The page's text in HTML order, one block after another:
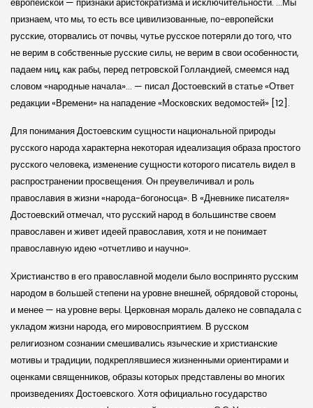
признаем, что мы, то есть все цивилизованные, по-европейски
русские, оторвались от почвы, чутье русское потеряли до того, что
не верим в собственные русские силы, не верим в свои особенности,
падаем ниц, как рабы, перед петровской Голландией, смеемся над
словом «народные начала»… — писал Достоевский в статье «Ответ
редакции «Времени» на нападение «Московских ведомостей» [12].
Для понимания Достоевским сущности национальной природы
русского народа характерна некоторая идеализация образа простого
русского человека, изменение сущности которого писатель видел в
распространении просвещения. Он преувеличивал и роль
православия в жизни «народа-богоносца». В «Дневнике писателя»
Достоевский отмечал, что русский народ в большинстве своем
православен и живет идеей православия, хотя и не понимает
православную идею «отчетливо и научно».
Христианство в его православной модели было воспринято русским
народом в большей степени на уровне внешней, обрядовой стороны,
и менее — на уровне веры. Церковная мораль далеко не совпадала с
укладом жизни народа, его мировосприятием. В русском
религиозном сознании смешивались языческие и христианские
мотивы и традиции, подкреплявшиеся жизненными ориентирами и
оценками священников, образы которых представлены во многих
произведениях Достоевского. Хотя официально государство